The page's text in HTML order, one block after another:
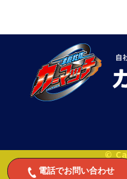
電話でお問い合わせ
©
自社ローンで中古車を